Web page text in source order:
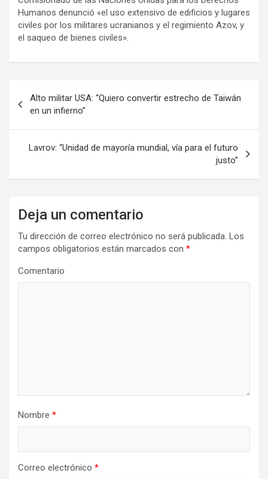
Humanos denunció «el uso extensivo de edificios y lugares
civiles por los militares ucranianos y el regimiento Azov, y
el saqueo de bienes civiles».
v
a
Alto militar USA: “Quiero convertir estrecho de Taiwán
en un infierno”
Lavrov: “Unidad de mayoría mundial, vía para el futuro
justo”
Deja un comentario
Tu dirección de correo electrónico no será publicada. Los
campos obligatorios están marcados con *
Comentario
Nombre *
Correo electrónico *